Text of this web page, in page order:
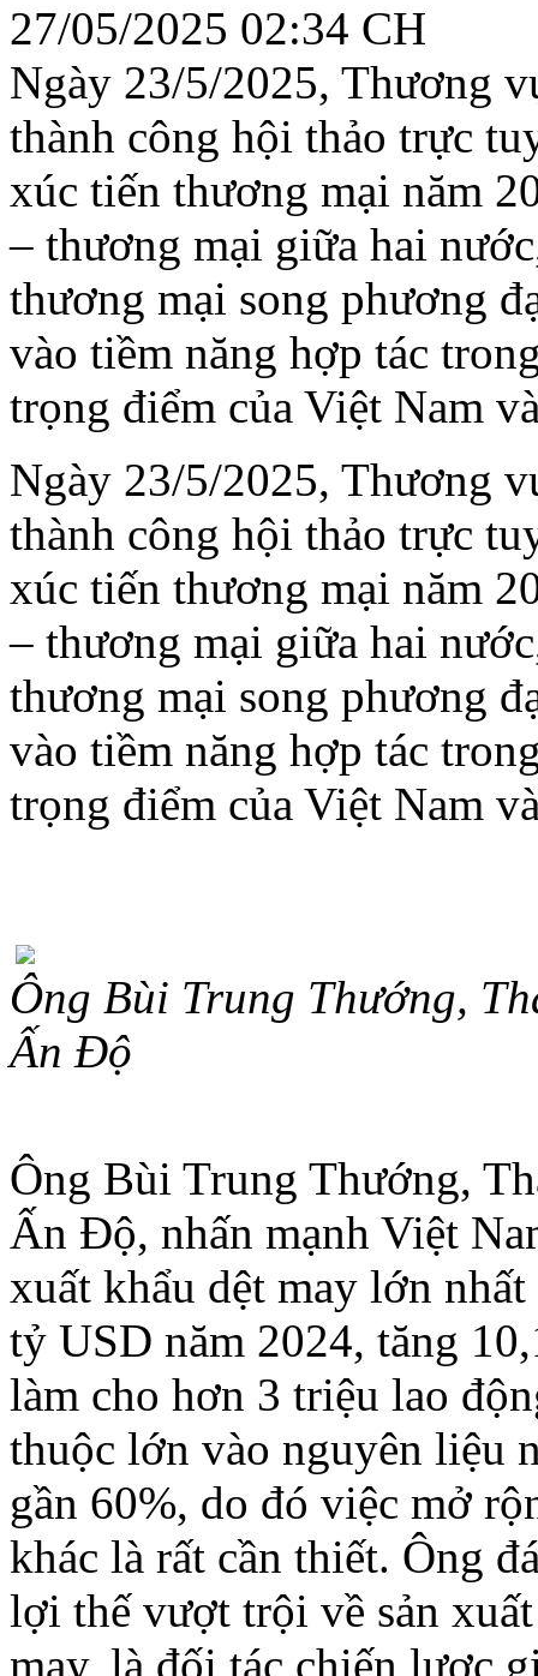
27/05/2025 02:34 CH
Ngày 23/5/2025, Thương
thành công hội thảo trực
xúc tiến thương mại năm
– thương mại giữa hai
thương mại song phương
vào tiềm năng hợp tác
trọng điểm của Việt Nam
Ngày 23/5/2025, Thương
thành công hội thảo trực
xúc tiến thương mại năm
– thương mại giữa hai
thương mại song phương
vào tiềm năng hợp tác
trọng điểm của Việt Nam
Ông Bùi Trung Thướng,
Ấn Độ
Ông Bùi Trung Thướng,
Ấn Độ, nhấn mạnh Việt
xuất khẩu dệt may lớn
tỷ USD năm 2024, tăng
làm cho hơn 3 triệu lao
thuộc lớn vào nguyên liệu
gần 60%, do đó việc mở
khác là rất cần thiết. Ông
lợi thế vượt trội về sản
may, là đối tác chiến lược